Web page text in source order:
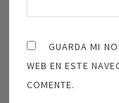
GUARDA MI
WEB EN ESTE
COMENTE.